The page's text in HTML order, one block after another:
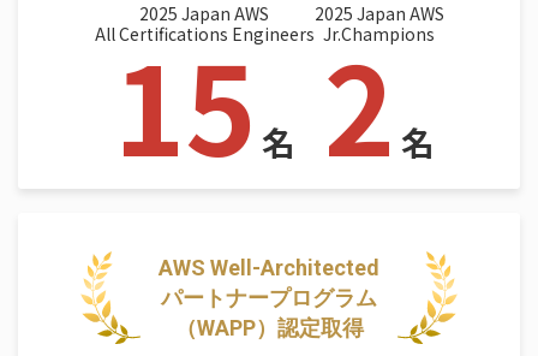
2025 Japan AWS
All Certifications Engineers
15名
2025 Japan AWS
Jr.Champions
2名
AWS Well-Architected
パートナープログラム
（WAPP）認定取得